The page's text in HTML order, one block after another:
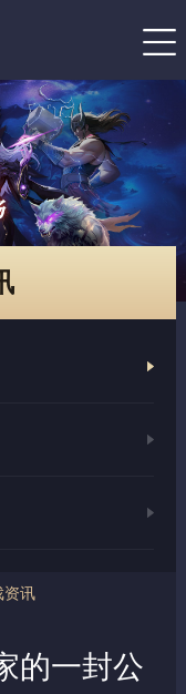
资讯
的一封公